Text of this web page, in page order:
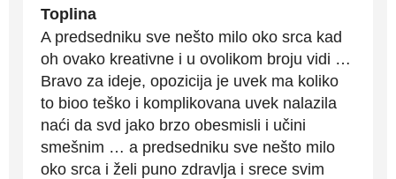
Toplina
A predsedniku sve nešto milo oko srca kad
oh ovako kreativne i u ovolikom broju vidi …
Bravo za ideje, opozicija je uvek ma koliko
to bioo teško i komplikovana uvek nalazila
naći da svd jako brzo obesmisli i učini
smešnim … a predsedniku sve nešto milo
oko srca i želi puno zdravlja i srece svim